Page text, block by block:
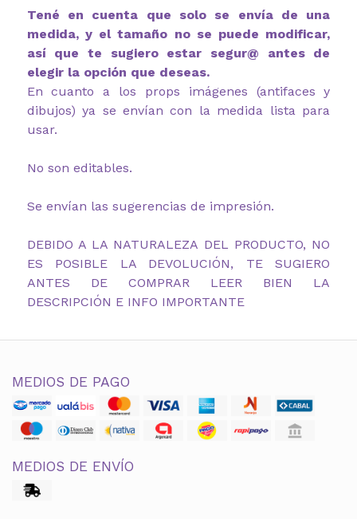
Tené en cuenta que solo se envía de una
medida, y el tamaño no se puede modificar,
así que te sugiero estar segur@ antes de
elegir la opción que deseas.
En cuanto a los props imágenes (antifaces y
dibujos) ya se envían con la medida lista para
usar.
No son editables.
Se envían las sugerencias de impresión.
DEBIDO A LA NATURALEZA DEL PRODUCTO, NO
ES POSIBLE LA DEVOLUCIÓN, TE SUGIERO
ANTES DE COMPRAR LEER BIEN LA
DESCRIPCIÓN E INFO IMPORTANTE
MEDIOS DE PAGO
MEDIOS DE ENVÍO